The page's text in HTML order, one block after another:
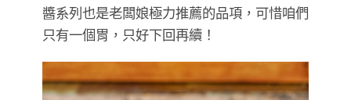
醬系列也是老闆娘極力推薦的品項，可惜咱們
只有一個胃，只好下回再續！